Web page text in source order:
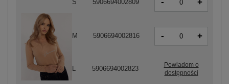
S 5906694002809 +
M 5906694002816 - +
5906694002823
Powiadom o
dostępności